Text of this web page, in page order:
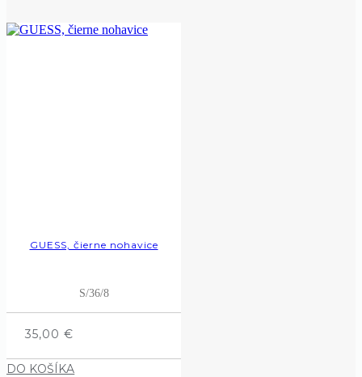
GUESS, čierne nohavice
S/36/8
35,00 €
DO KOŠÍKA